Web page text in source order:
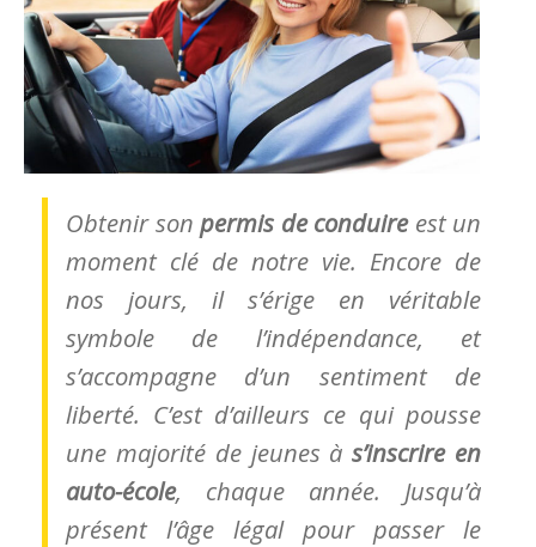
Obtenir sonpermis de conduireest un
moment clé de notre vie. Encore de
nos jours, il s’érige en véritable
symbole de l’indépendance, et
s’accompagne d’un sentiment de
liberté. C’est d’ailleurs ce qui pousse
une majorité de jeunes às’inscrire en
auto-école, chaque année. Jusqu’à
présent l’âge légal pour passer le